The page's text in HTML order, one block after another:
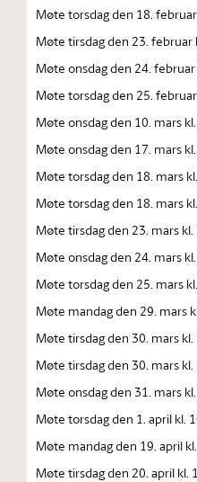
Møte torsdag den 18.
Møte tirsdag den 23. februar
Møte onsdag den 24. februar
Møte torsdag den 25.
Møte onsdag den 10. mars
Møte onsdag den 17. mars
Møte torsdag den 18. mars
Møte torsdag den 18. mars
Møte tirsdag den 23. mars kl.
Møte onsdag den 24. mars
Møte torsdag den 25. mars
Møte mandag den 29. mars
Møte tirsdag den 30. mars kl.
Møte tirsdag den 30. mars kl.
Møte onsdag den 31. mars
Møte torsdag den 1. april kl.
Møte mandag den 19. april
Møte tirsdag den 20. april kl.